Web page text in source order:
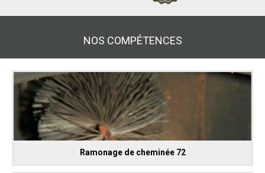
NOS COMPÉTENCES
Ramonage de cheminée 72